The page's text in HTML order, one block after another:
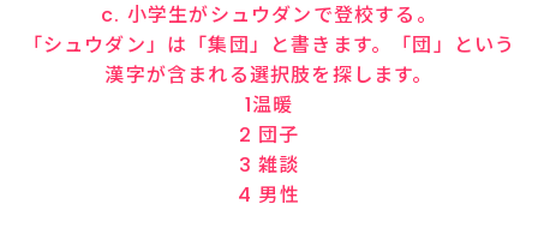
c. 小学生がシュウダンで登校する。
「シュウダン」は「集団」と書きます。「団」という
漢字が含まれる選択肢を探します。
1温暖
2 団子
3 雑談
4 男性